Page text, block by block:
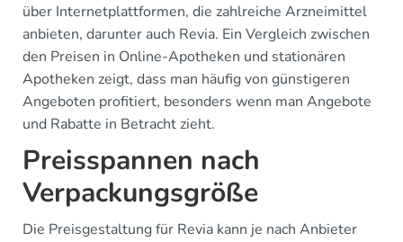
über Internetplattformen, die zahlreiche Arzneimittel
anbieten, darunter auch Revia. Ein Vergleich zwischen
den Preisen in Online-Apotheken und stationären
Apotheken zeigt, dass man häufig von günstigeren
Angeboten profitiert, besonders wenn man Angebote
und Rabatte in Betracht zieht.
Preisspannen nach
Verpackungsgröße
Die Preisgestaltung für Revia kann je nach Anbieter